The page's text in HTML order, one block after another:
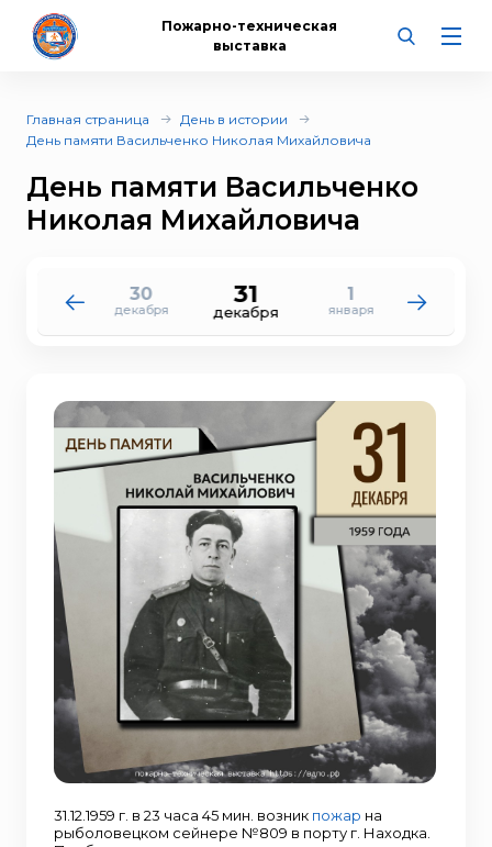
Пожарно-техническая
выставка
Главная страница
День в истории
День памяти Васильченко Николая Михайловича
День памяти Васильченко
Николая Михайловича
30
декабря
31
декабря
1
января
31.12.1959 г. в 23 часа 45 мин. возник пожар на
рыболовецком сейнере №809 в порту г. Находка.